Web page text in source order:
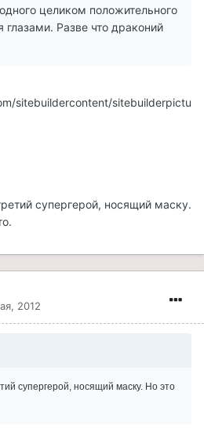
целиком положительного
Разве что драконий
sitebuildercontent/sitebuilderpictu
супергерой, носящий маску.
2012
супергерой, носящий маску. Но это